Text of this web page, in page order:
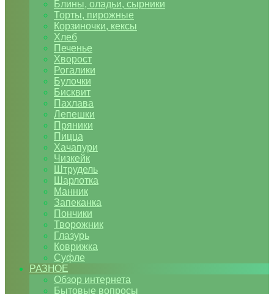
Блины, оладьи, сырники
Торты, пирожные
Корзиночки, кексы
Хлеб
Печенье
Хворост
Рогалики
Булочки
Бисквит
Пахлава
Лепешки
Пряники
Пицца
Хачапури
Чизкейк
Штрудель
Шарлотка
Манник
Запеканка
Пончики
Творожник
Глазурь
Коврижка
Суфле
РАЗНОЕ
Обзор интернета
Бытовые вопросы